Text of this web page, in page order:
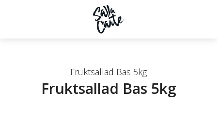
Fruktsallad Bas 5kg
Fruktsallad Bas 5kg